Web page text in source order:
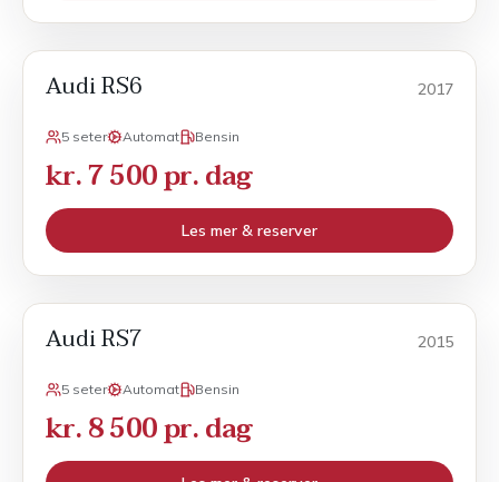
POPULÆR
Audi RS6 2017
5 seter Automat Bensin
kr. 7 500 pr. dag
Les mer & reserver
POPULÆR
Audi RS7 2015
5 seter Automat Bensin
kr. 8 500 pr. dag